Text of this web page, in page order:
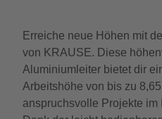
Erreiche neue Höhen mit
von KRAUSE. Diese
Aluminiumleiter bietet dir
Arbeitshöhe von bis zu
anspruchsvolle Projekte